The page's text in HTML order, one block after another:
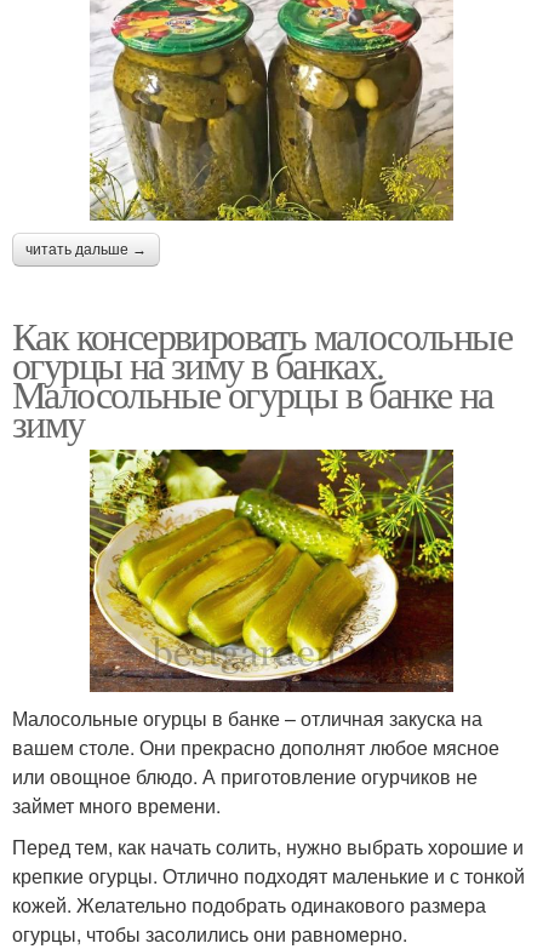
читать дальше →
Как консервировать малосольные
огурцы на зиму в банках.
Малосольные огурцы в банке на
зиму
Малосольные огурцы в банке – отличная закуска на
вашем столе. Они прекрасно дополнят любое мясное
или овощное блюдо. А приготовление огурчиков не
займет много времени.
Перед тем, как начать солить, нужно выбрать хорошие и
крепкие огурцы. Отлично подходят маленькие и с тонкой
кожей. Желательно подобрать одинакового размера
огурцы, чтобы засолились они равномерно.